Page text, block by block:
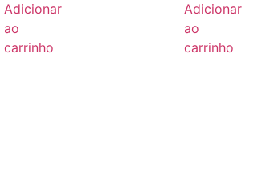
Adicionar
ao
carrinho
Adicionar
ao
carrinho